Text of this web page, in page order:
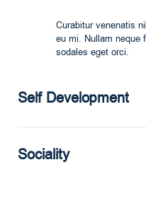
Curabitur venenatis
eu mi. Nullam neque
sodales eget orci.
Self Development
Sociality